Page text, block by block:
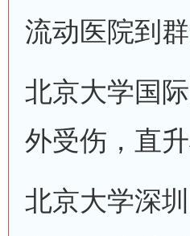
流动医院到
北京大学国
外受伤，直
北京大学深